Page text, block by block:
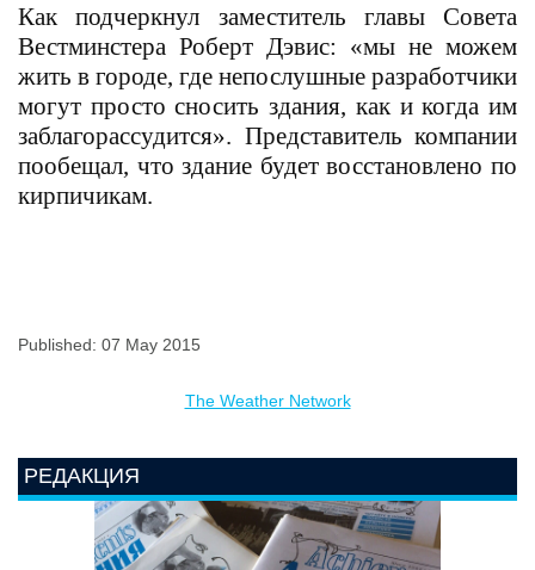
Как подчеркнул заместитель главы Совета
Вестминстера Роберт Дэвис: «мы не можем
жить в городе, где непослушные разработчики
могут просто сносить здания, как и когда им
заблагорассудится». Представитель компании
пообещал, что здание будет восстановлено по
кирпичикам.
Published: 07 May 2015
The Weather Network
РЕДАКЦИЯ